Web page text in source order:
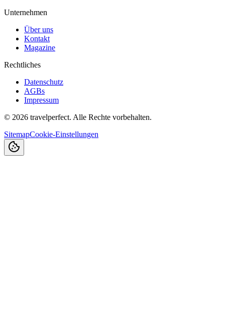
Unternehmen
Über uns
Kontakt
Magazine
Rechtliches
Datenschutz
AGBs
Impressum
© 2026 travelperfect. Alle Rechte vorbehalten.
SitemapCookie-Einstellungen